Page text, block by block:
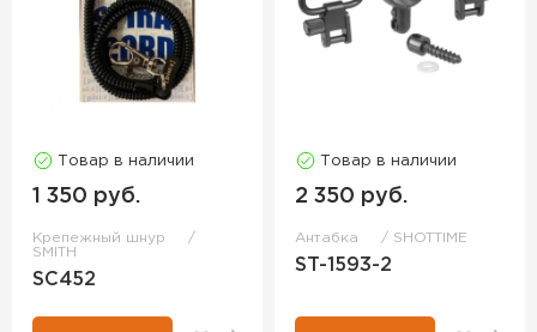
Товар в наличии
1 350 руб.
Крепежный шнур
SMITH
SC452
Товар в наличии
2 350 руб.
Антабка SHOTTIME
ST-1593-2